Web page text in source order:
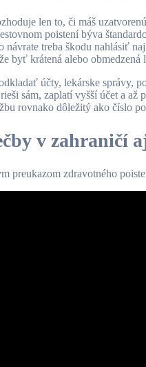
len to, či máš
poistení býva
návrate treba škodu nahlásiť
byť krátená alebo
účty, lekárske správy,
sám, zaplatí vyšší účet a
rovnako dôležitý ako číslo
v zahraničí
preukazom zdravotného